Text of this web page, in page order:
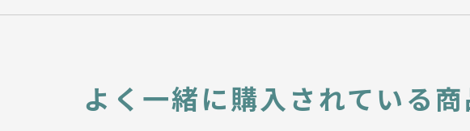
よく一緒に購入されている